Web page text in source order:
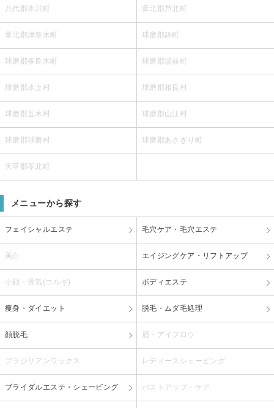
八代郡氷川町 葦北郡芦北町
葦北郡津奈木町 球磨郡錦町
球磨郡多良木町 球磨郡湯前町
球磨郡水上村 球磨郡相良村
球磨郡五木村 球磨郡山江村
球磨郡球磨村 球磨郡あさぎり町
天草郡苓北町
メニューから探す
フェイシャルエステ 毛穴ケア・毛穴エステ
美白 エイジングケア・リフトアップ
小顔・骨気(コルギ) ボディエステ
痩身・ダイエット 脱毛・ムダ毛処理
顔脱毛 眉・アイブロウ
ブラジリアンワックス レディースシェービング
ブライダルエステ・シェービング バストアップ・ケア